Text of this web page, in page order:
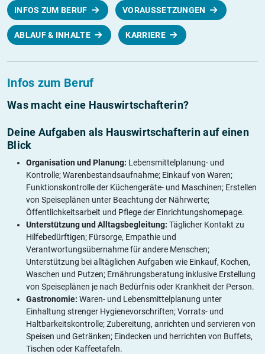
INFOS ZUM BERUF VORAUSSETZUNGEN
ABLAUF & INHALTE KARRIERE
Infos zum Beruf
Was macht eine Hauswirtschafterin?
Deine Aufgaben als Hauswirtschafterin auf einen
Blick
Organisation und Planung: Lebensmittelplanung- und
Kontrolle; Warenbestandsaufnahme; Einkauf von Waren;
Funktionskontrolle der Küchengeräte- und Maschinen; Erstellen
von Speiseplänen unter Beachtung der Nährwerte;
Öffentlichkeitsarbeit und Pflege der Einrichtungshomepage.
Unterstützung und Alltagsbegleitung: Täglicher Kontakt zu
Hilfebedürftigen; Fürsorge, Empathie und
Verantwortungsübernahme für andere Menschen;
Unterstützung bei alltäglichen Aufgaben wie Einkauf, Kochen,
Waschen und Putzen; Ernährungsberatung inklusive Erstellung
von Speiseplänen je nach Bedürfnis oder Krankheit der Person.
Gastronomie: Waren- und Lebensmittelplanung unter
Einhaltung strenger Hygienevorschriften; Vorrats- und
Haltbarkeitskontrolle; Zubereitung, anrichten und servieren von
Speisen und Getränken; Eindecken und herrichten von Buffets,
Tischen oder Kaffeetafeln.